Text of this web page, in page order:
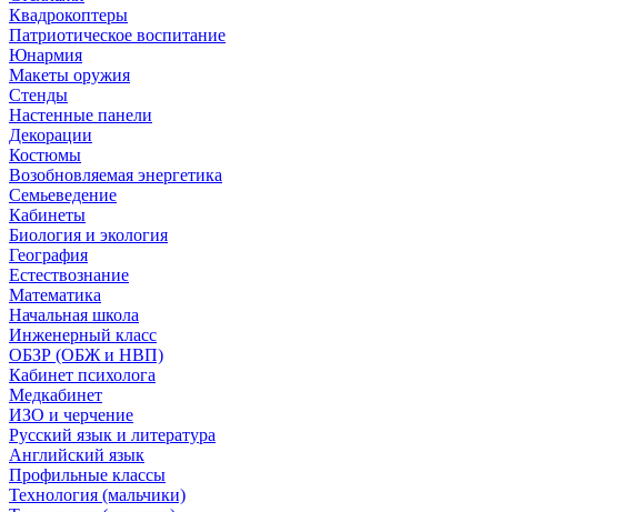
Квадрокоптеры
Патриотическое воспитание
Юнармия
Макеты оружия
Стенды
Настенные панели
Декорации
Костюмы
Возобновляемая энергетика
Семьеведение
Кабинеты
Биология и экология
География
Естествознание
Математика
Начальная школа
Инженерный класс
ОБЗР (ОБЖ и НВП)
Кабинет психолога
Медкабинет
ИЗО и черчение
Русский язык и литература
Английский язык
Профильные классы
Технология (мальчики)